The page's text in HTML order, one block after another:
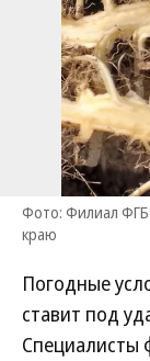
Фото: Филиал
краю
Погодные
ставит под
Специалисты